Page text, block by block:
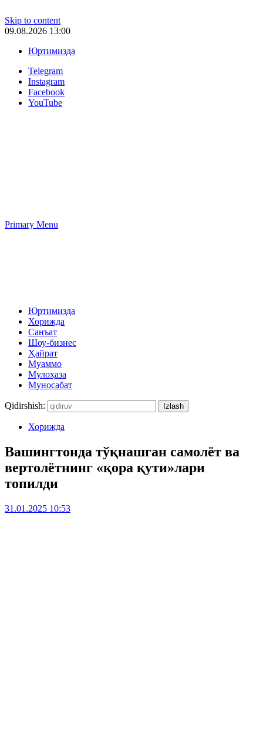
Skip to content
09.08.2026 13:00
Юртимизда
Telegram
Instagram
Facebook
YouTube
Primary Menu
Юртимизда
Хорижда
Санъат
Шоу-бизнес
Ҳайрат
Муаммо
Мулоҳаза
Муносабат
Qidirshish:
Хорижда
Вашингтонда тўқнашган самолёт ва
вертолётнинг «қора қути»лари
топилди
31.01.2025 10:53